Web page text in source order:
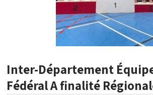
Inter-Département
Fédéral A finalité